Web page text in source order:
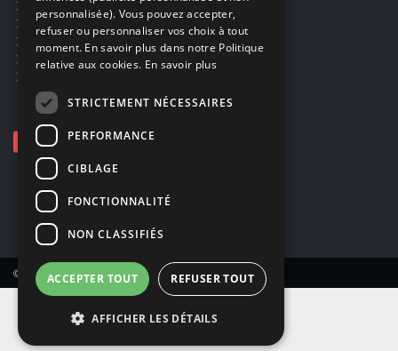
Confidentialité
Conditions générales
EA Sport UFC 6
Call of Duty: Modern Warfare 4
Rachat et revente de jeux en cash
© Copyright 2026 Smartoys SA – Tous droits réservés.
personnalisée). Vous pouvez accepter,
refuser ou personnaliser vos choix à tout
moment. En savoir plus dans notre Politique
relative aux cookies. En savoir plus
STRICTEMENT NÉCESSAIRES
PERFORMANCE
CIBLAGE
FONCTIONNALITÉ
NON CLASSIFIÉS
ACCEPTER TOUT REFUSER TOUT
AFFICHER LES DÉTAILS